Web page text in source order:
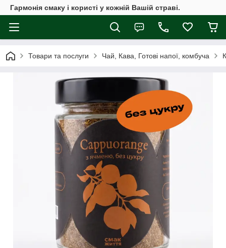
Гармонія смаку і користі у кожній Вашій страві.
Товари та послуги Чай, Кава, Готові напої, комбуча